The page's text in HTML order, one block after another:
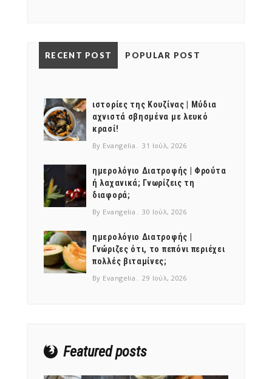
RECENT POST POPULAR POST
ιστορίες της Κουζίνας | Μύδια
αχνιστά σβησμένα με λευκό
κρασί!
By Evangelia 31 Ιούλ, 2026
ημερολόγιο Διατροφής | Φρούτα
ή λαχανικά; Γνωρίζεις τη
διαφορά;
By Evangelia 30 Ιούλ, 2026
ημερολόγιο Διατροφής |
Γνώριζες ότι, το πεπόνι περιέχει
πολλές βιταμίνες;
By Evangelia 29 Ιούλ, 2026
Featured posts
NEWSLETTER
Get ti
your favorite
products